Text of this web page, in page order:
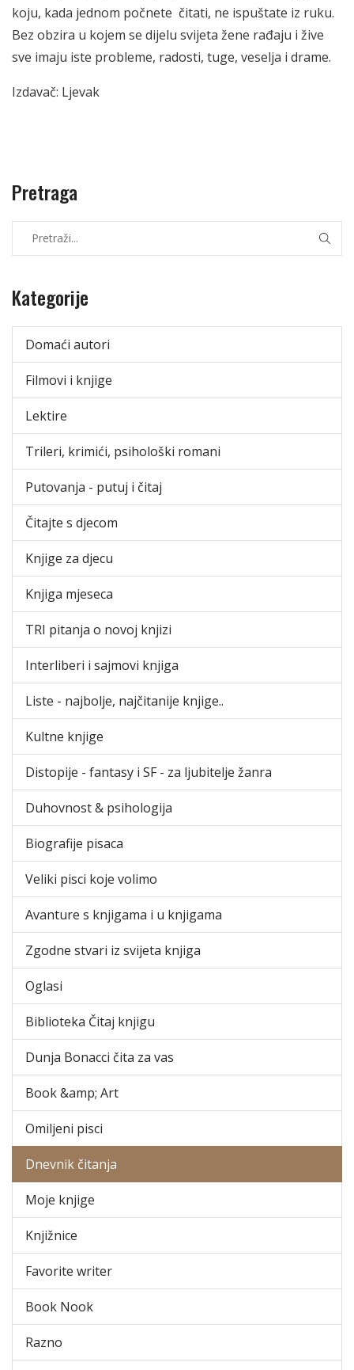
koju, kada jednom počnete čitati, ne ispuštate iz ruku.
Bez obzira u kojem se dijelu svijeta žene rađaju i žive
sve imaju iste probleme, radosti, tuge, veselja i drame.
Izdavač: Ljevak
Pretraga
Kategorije
Domaći autori
Filmovi i knjige
Lektire
Trileri, krimići, psihološki romani
Putovanja - putuj i čitaj
Čitajte s djecom
Knjige za djecu
Knjiga mjeseca
TRI pitanja o novoj knjizi
Interliberi i sajmovi knjiga
Liste - najbolje, najčitanije knjige..
Kultne knjige
Distopije - fantasy i SF - za ljubitelje žanra
Duhovnost & psihologija
Biografije pisaca
Veliki pisci koje volimo
Avanture s knjigama i u knjigama
Zgodne stvari iz svijeta knjiga
Oglasi
Biblioteka Čitaj knjigu
Dunja Bonacci čita za vas
Book &amp; Art
Omiljeni pisci
Dnevnik čitanja
Moje knjige
Knjižnice
Favorite writer
Book Nook
Razno